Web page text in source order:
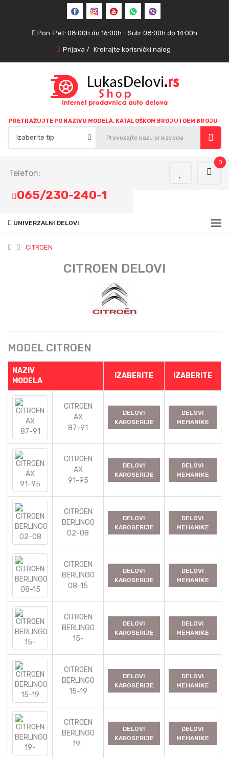
Pon-Pet: 08:00h do 16:00h - Sub: 08:00h do 14:00h
Prijava / Kreirajte korisnički nalog
PRETRAŽUJTE PO NAZIVU MODELA, KATALOŠKOM BROJU I OEM BROJU
0
Telefon:
065/230-240-1
UNIVERZALNI DELOVI
CITROEN
CITROEN DELOVI
MODEL CITROEN
NAZIV
MODELA
IZABERITE IZABERITE
CITROEN
AX
87-91
DELOVI
KAROSERIJE
DELOVI
MEHANIKE
CITROEN
AX
91-95
DELOVI
KAROSERIJE
DELOVI
MEHANIKE
CITROEN
BERLINGO
02-08
DELOVI
KAROSERIJE
DELOVI
MEHANIKE
CITROEN
BERLINGO
08-15
DELOVI
KAROSERIJE
DELOVI
MEHANIKE
CITROEN
BERLINGO
15-
DELOVI
KAROSERIJE
DELOVI
MEHANIKE
CITROEN
BERLINGO
15-19
DELOVI
KAROSERIJE
DELOVI
MEHANIKE
CITROEN
BERLINGO
19-
DELOVI
KAROSERIJE
DELOVI
MEHANIKE